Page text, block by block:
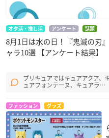
オタ活・推し活 アンケート 話題
8月1日は水の日！『鬼滅の刃
ャラ10選 【アンケート結果】
プリキュアではキュアアクア、
ュアフォンテーヌ、キュアラ…
ファッション グッズ